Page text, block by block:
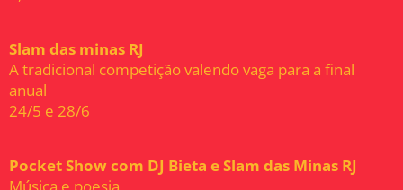
Slam das minas RJ
A tradicional competição valendo vaga para a final
anual
24/5 e 28/6
Pocket Show com DJ Bieta e Slam das Minas RJ
Música e poesia